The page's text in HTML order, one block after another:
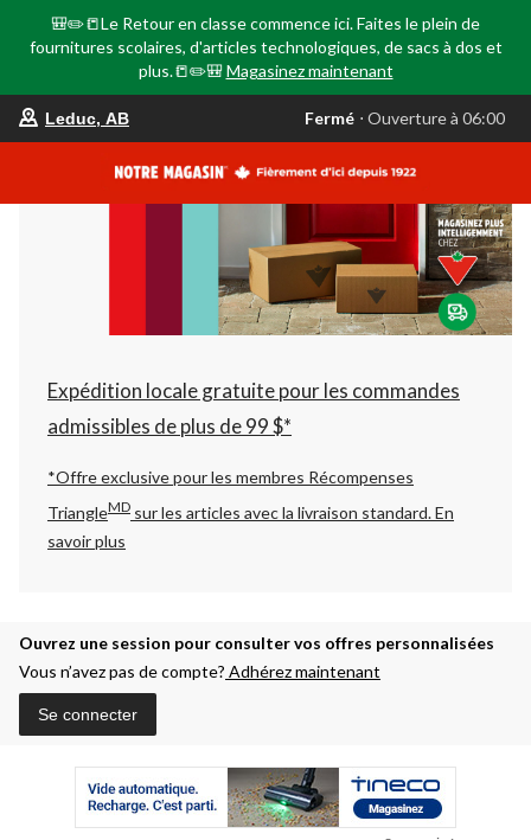
🎒✏️📒Le Retour en classe commence ici. Faites le plein de
fournitures scolaires, d'articles technologiques, de sacs à dos et
plus.📒✏️🎒 Magasinez maintenant
votre
est
AB,
Fermé,
Ouverture
à
06:00
changer
Leduc, AB Fermé ⋅ Ouverture à 06:00
Expédition locale gratuite pour les commandes
admissibles de plus de 99 $*
*Offre exclusive pour les membres Récompenses
TriangleMD sur les articles avec la livraison standard.En
savoir plus
Ouvrez une session pour consulter vos offres personnalisées
Vous n’avez pas de compte? Adhérez maintenant
Se connecter